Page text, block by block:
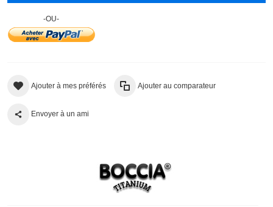
-OU-
Ajouter à mes préférés Ajouter au comparateur
Envoyer à un ami